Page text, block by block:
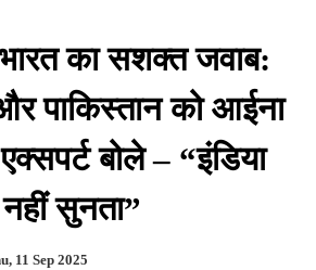
का सशक्त जवाब:
पाकिस्तान को आईना
बोले – “इंडिया
सुनता”
11 Sep 2025